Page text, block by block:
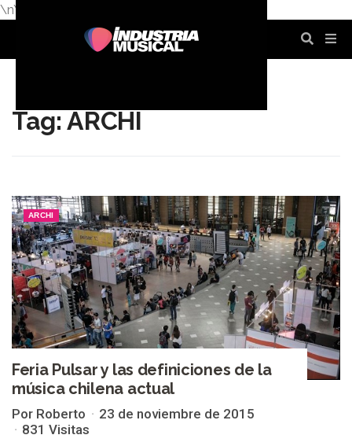
\n\n
Tag: ARCHI
ARCHI
Feria Pulsar y las definiciones de la
música chilena actual
Por Roberto
23 de noviembre de 2015
831 Visitas